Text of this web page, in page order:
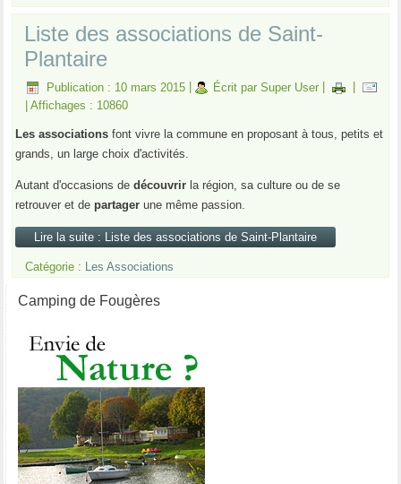
Liste des associations de Saint-
Plantaire
Publication : 10 mars 2015 Écrit par Super User
|Affichages : 10860
Les associations font vivre la commune en proposant à tous, petits et
grands, un large choix d'activités.
Autant d'occasions dedécouvrir la région, sa culture ou de se
retrouver et de partager une même passion.
Lire la suite : Liste des associations de Saint-Plantaire
Catégorie : Les Associations
Camping de Fougères